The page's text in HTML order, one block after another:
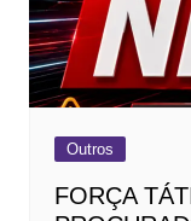
Outros
FORÇA